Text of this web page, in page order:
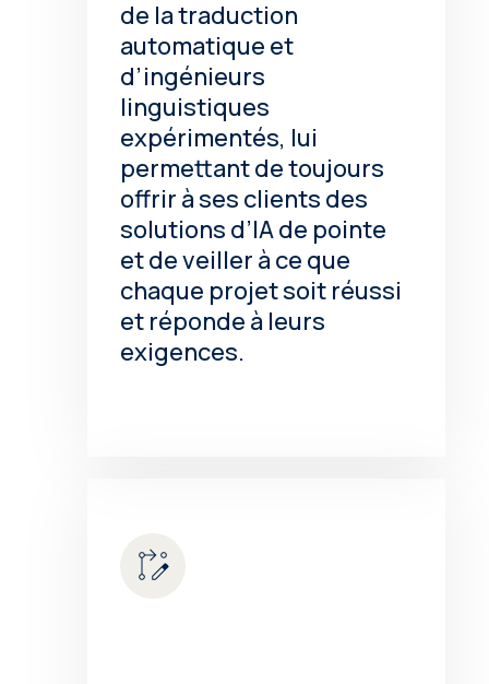
de la traduction
automatique et
d’ingénieurs
linguistiques
expérimentés, lui
permettant de toujours
offrir à ses clients des
solutions d’IA de pointe
et de veiller à ce que
chaque projet soit réussi
et réponde à leurs
exigences.